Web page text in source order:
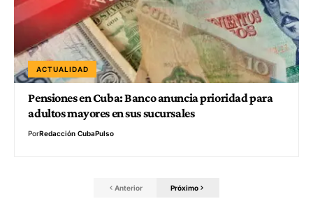
ACTUALIDAD
Pensiones en Cuba: Banco anuncia prioridad para
adultos mayores en sus sucursales
PorRedacción CubaPulso
Anterior Próximo